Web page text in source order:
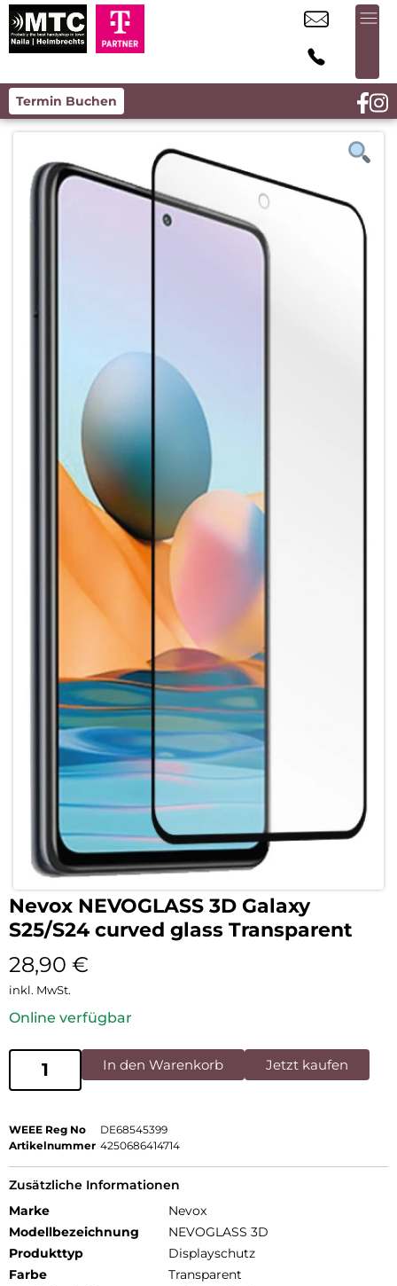
Termin Buchen
Nevox NEVOGLASS 3D Galaxy
S25/S24 curved glass Transparent
28,90 €
inkl. MwSt.
Online verfügbar
In den Warenkorb Jetzt kaufen
WEEE Reg No
DE68545399
Artikelnummer 4250686414714
Zusätzliche Informationen
Marke
Nevox
Modellbezeichnung
NEVOGLASS 3D
Produkttyp
Displayschutz
Farbe
Transparent